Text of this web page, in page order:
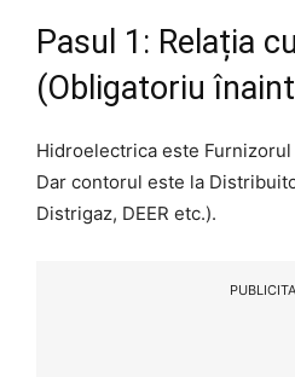
Pasul 1: Relația
(Obligatoriu
Hidroelectrica este
Dar contorul este la
Distrigaz, DEER etc.).